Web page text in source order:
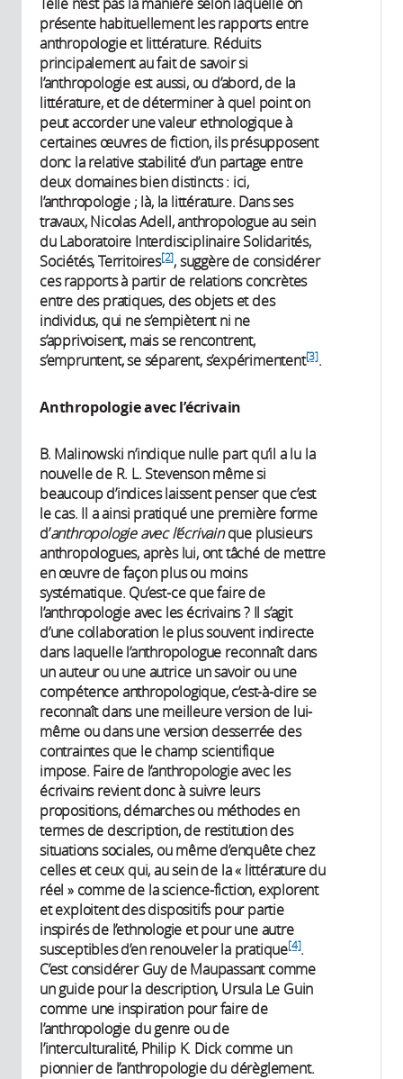
présente habituellement les rapports entre
anthropologie et littérature. Réduits
principalement au fait de savoir si
l’anthropologie est aussi, ou d’abord, de la
littérature, et de déterminer à quel point on
peut accorder une valeur ethnologique à
certaines œuvres de fiction, ils présupposent
donc la relative stabilité d’un partage entre
deux domaines bien distincts : ici,
l’anthropologie ; là, la littérature. Dans ses
travaux, Nicolas Adell, anthropologue au sein
du Laboratoire Interdisciplinaire Solidarités,
Sociétés, Territoires[2],suggère de considérer
ces rapports à partir de relations concrètes
entre des pratiques, des objets et des
individus, qui ne s’empiètent ni ne
s’apprivoisent, mais se rencontrent,
s’empruntent, se séparent, s’expérimentent[3].
Anthropologie avec l’écrivain
B. Malinowski n’indique nulle part qu’il a lu la
nouvelle de R. L. Stevenson même si
beaucoup d’indices laissent penser que c’est
le cas. Il a ainsi pratiqué une première forme
d’anthropologie avec l’écrivain que plusieurs
anthropologues, après lui, ont tâché de mettre
en œuvre de façon plus ou moins
systématique. Qu’est-ce que faire de
l’anthropologie avec les écrivains ? Il s’agit
d’une collaboration le plus souvent indirecte
dans laquelle l’anthropologue reconnaît dans
un auteur ou une autrice un savoir ou une
compétence anthropologique, c’est-à-dire se
reconnaît dans une meilleure version de lui-
même ou dans une version desserrée des
contraintes que le champ scientifique
impose. Faire de l’anthropologie avec les
écrivains revient donc à suivre leurs
propositions, démarches ou méthodes en
termes de description, de restitution des
situations sociales, ou même d’enquête chez
celles et ceux qui, au sein de la « littérature du
réel » comme de la science-fiction, explorent
et exploitent des dispositifs pour partie
inspirés de l’ethnologie et pour une autre
susceptibles d’en renouveler la pratique[4].
C’est considérer Guy de Maupassant comme
un guide pour la description, Ursula Le Guin
comme une inspiration pour faire de
l’anthropologie du genre ou de
l’interculturalité, Philip K. Dick comme un
pionnier de l’anthropologie du dérèglement.